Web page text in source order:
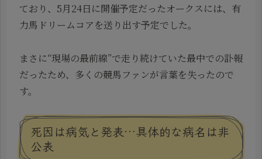
ており、5月24日に開催予定だったオークスには、有
力馬ドリームコアを送り出す予定でした。
まさに“現場の最前線”で走り続けていた最中での訃報
だったため、多くの競馬ファンが言葉を失ったので
す。
死因は病気と発表…具体的な病名は非
公表